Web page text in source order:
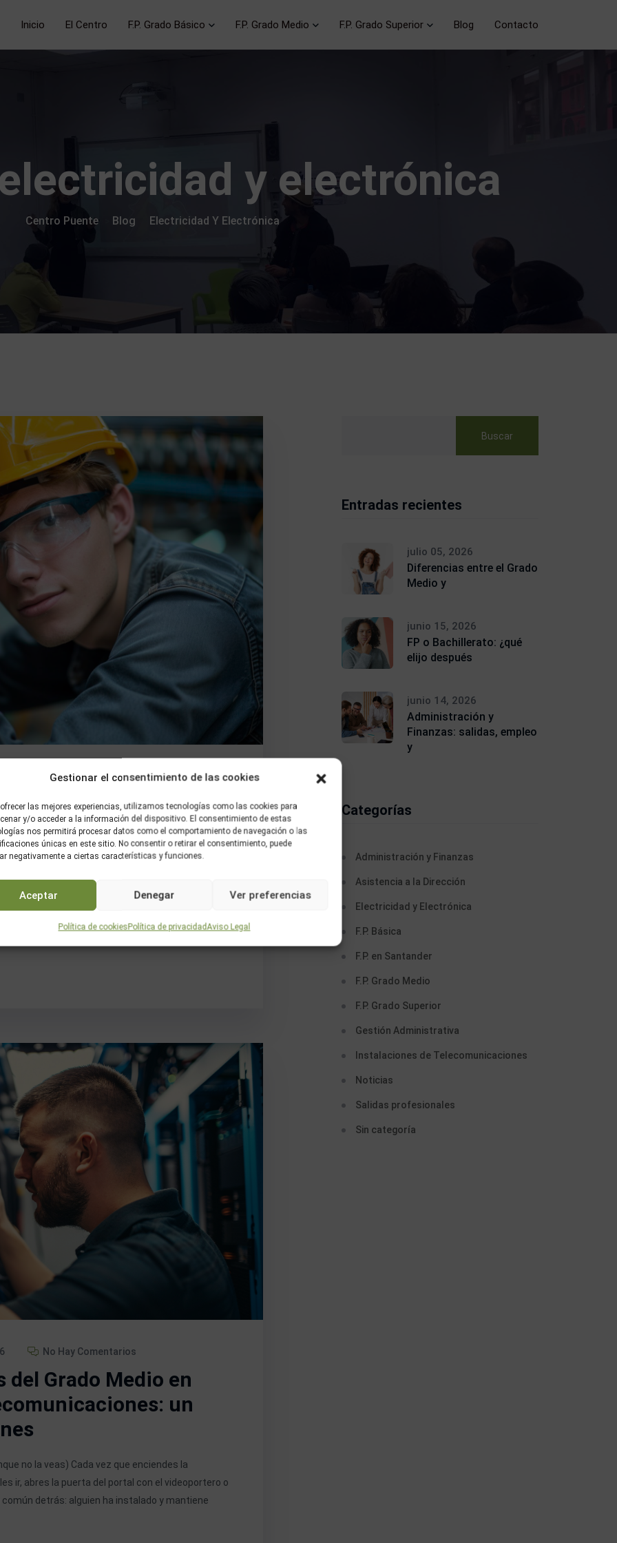
Gestionar el consentimiento de las cookies
las mejores experiencias, utilizamos tecnologías como las cookies para
y/o acceder a la información del dispositivo. El consentimiento de estas
nos permitirá procesar datos como el comportamiento de navegación o las
únicas en este sitio. No consentir o retirar el consentimiento, puede
negativamente a ciertas características y funciones.
Aceptar Denegar Ver preferencias
Política de cookiesPolítica de privacidadAviso Legal
Inicio El Centro F.P. Grado Básico F.P. Grado Medio F.P. Grado Superior Blog Contacto
y electrónica
Centro Puente Blog Electricidad Y Electrónica
No Hay Comentarios
y Electrónica |
terminar la ESO por la vía ordinaria? ¿Le
teóricas? Para muchas familias en esta
es una excelente alternativa. Se trata de
jóvenes que aprenden mejor […]
No Hay Comentarios
Grado Medio en
un
no la veas) Cada vez que enciendes la
ir, abres la puerta del portal con el videoportero o
detrás: alguien ha instalado y mantiene
Buscar
Entradas recientes
julio 05, 2026
Diferencias entre el Grado
Medio y
junio 15, 2026
FP o Bachillerato: ¿qué
elijo después
junio 14, 2026
Administración y
Finanzas: salidas, empleo
y
Categorías
Administración y Finanzas
Asistencia a la Dirección
Electricidad y Electrónica
F.P. Básica
F.P. en Santander
F.P. Grado Medio
F.P. Grado Superior
Gestión Administrativa
Instalaciones de Telecomunicaciones
Noticias
Salidas profesionales
Sin categoría